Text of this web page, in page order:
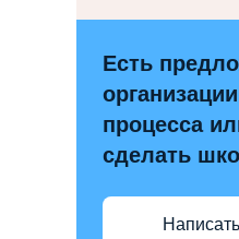
Есть
процесса
сделать